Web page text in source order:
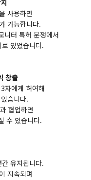
사용하면
가능합니다.
니터 특허 분쟁에서
있었습니다.
창출
자에게 허여해
습니다.
협업하면
수 있습니다.
유지됩니다.
지속되며